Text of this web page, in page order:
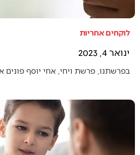
לוקחים אחריות
ינואר 4, 2023
בפרשתנו, פרשת ויחי, אחי יוסף פונים